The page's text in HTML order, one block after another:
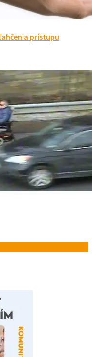
prístupu